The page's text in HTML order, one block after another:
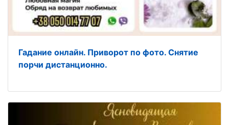
Гадание онлайн. Приворот по фото. Снятие
порчи дистанционно.